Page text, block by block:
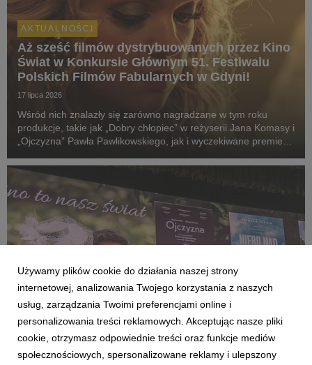
AKTUALNOŚCI
Aż sześć filmów dystrybuowanych przez Kino
Świat w Konkursie Głównym 51. Festiwalu
Polskich Filmów Fabularnych w Gdyni!
17 lipca 2026
Wśród nich znalazły się zarówno nagradzane w tym roku
produkcje, takie jak „Dobry chłopiec” w reżyserii Jana Komasy i
„Ojczyzna” Pawła Pawlikowskiego, jak i wyczekiwane premiery:
„Violetta Villas”.
AKTUALNOŚCI
Używamy plików cookie do działania naszej strony
internetowej, analizowania Twojego korzystania z naszych
usług, zarządzania Twoimi preferencjami online i
personalizowania treści reklamowych. Akceptując nasze pliki
cookie, otrzymasz odpowiednie treści oraz funkcje mediów
społecznościowych, spersonalizowane reklamy i ulepszony